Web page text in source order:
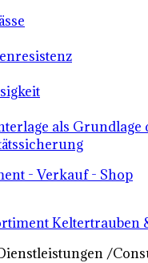
als Grundlage
- Verkauf - Shop
Keltertrauben
/